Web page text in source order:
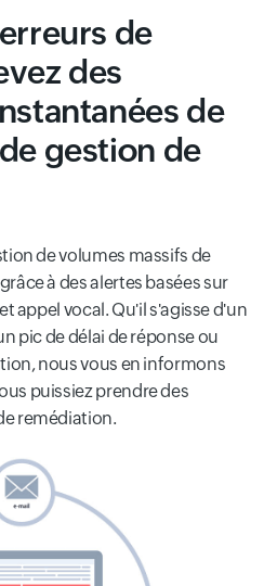
de
des
de
gestion de
de volumes massifs de
à des alertes basées sur
appel vocal. Qu'il s'agisse d'un
pic de délai de réponse ou
nous vous en informons
puissiez prendre des
remédiation.